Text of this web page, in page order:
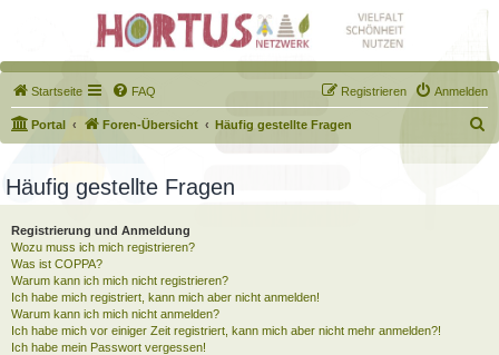
Startseite FAQ Anmelden
Registrieren
Portal Foren-Übersicht Häufig gestellte Fragen
u
h
Häufig gestellte Fragen
Registrierung und Anmeldung
Wozu muss ich mich registrieren?
Was ist COPPA?
Warum kann ich mich nicht registrieren?
Ich habe mich registriert, kann mich aber nicht anmelden!
Warum kann ich mich nicht anmelden?
Ich habe mich vor einiger Zeit registriert, kann mich aber nicht mehr anmelden?!
Ich habe mein Passwort vergessen!